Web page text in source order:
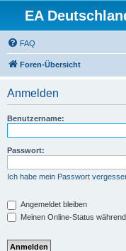
EA
FAQ
Foren-Übersicht
Anmelden
Benutzername:
Passwort:
Ich habe mein Passwort
Angemeldet bleiben
Meinen Online-Status